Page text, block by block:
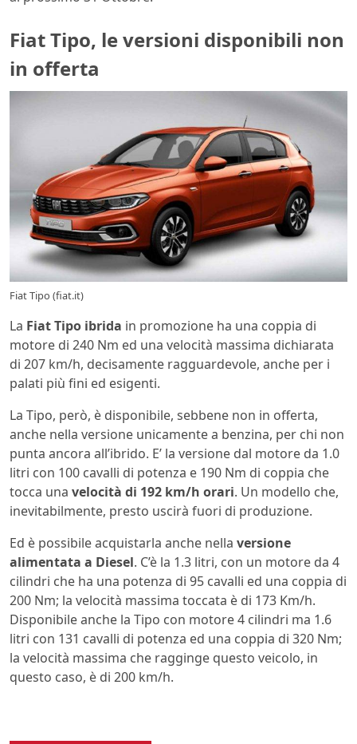
Fiat Tipo, le versioni disponibili non
in offerta
Fiat Tipo (fiat.it)
La Fiat Tipo ibrida in promozione ha una coppia di
motore di 240 Nm ed una velocità massima dichiarata
di 207 km/h, decisamente ragguardevole, anche per i
palati più fini ed esigenti.
La Tipo, però, è disponibile, sebbene non in offerta,
anche nella versione unicamente a benzina, per chi non
punta ancora all’ibrido. E’ la versione dal motore da 1.0
litri con 100 cavalli di potenza e 190 Nm di coppia che
tocca una velocità di 192 km/h orari. Un modello che,
inevitabilmente, presto uscirà fuori di produzione.
Ed è possibile acquistarla anche nella versione
alimentata a Diesel. C’è la 1.3 litri, con un motore da 4
cilindri che ha una potenza di 95 cavalli ed una coppia di
200 Nm; la velocità massima toccata è di 173 Km/h.
Disponibile anche la Tipo con motore 4 cilindri ma 1.6
litri con 131 cavalli di potenza ed una coppia di 320 Nm;
la velocità massima che ragginge questo veicolo, in
questo caso, è di 200 km/h.